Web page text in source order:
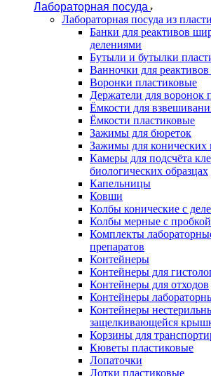
Лабораторная посуда
Лабораторная посуда из
Банки для реактивов
делениями
Бутыли и бутылки
Ванночки для
Воронки пластиковые
Держатели для воронок
Ёмкости для
Ёмкости пластиковые
Зажимы для бюреток
Зажимы для конических
Камеры для подсчёта
биологических образцах
Капельницы
Ковши
Колбы конические с
Колбы мерные с пробкой
Комплекты
препаратов
Контейнеры
Контейнеры для
Контейнеры для отходов
Контейнеры
Контейнеры
защелкивающейся
Корзины для
Кюветы пластиковые
Лопаточки
Лотки пластиковые